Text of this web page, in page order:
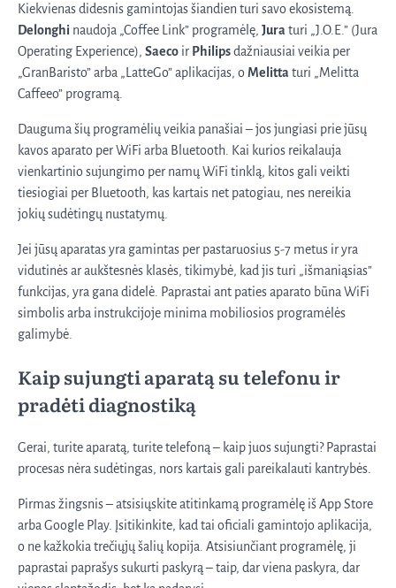
Kiekvienas didesnis gamintojas šiandien turi savo ekosistemą.
Delonghi naudoja „Coffee Link” programėlę, Juraturi „J.O.E.” (Jura
Operating Experience), Saeco ir Philipsdažniausiai veikia per
„GranBaristo” arba „LatteGo” aplikacijas, o Melittaturi „Melitta
Caffeeo” programą.
Dauguma šių programėlių veikia panašiai – jos jungiasi prie jūsų
kavos aparato per WiFi arba Bluetooth. Kai kurios reikalauja
vienkartinio sujungimo per namų WiFi tinklą, kitos gali veikti
tiesiogiai per Bluetooth, kas kartais net patogiau, nes nereikia
jokių sudėtingų nustatymų.
Jei jūsų aparatas yra gamintas per pastaruosius 5-7 metus ir yra
vidutinės ar aukštesnės klasės, tikimybė, kad jis turi „išmaniąsias”
funkcijas, yra gana didelė. Paprastai ant paties aparato būna WiFi
simbolis arba instrukcijoje minima mobiliosios programėlės
galimybė.
Kaip sujungti aparatą su telefonu ir
pradėti diagnostiką
Gerai, turite aparatą, turite telefoną – kaip juos sujungti? Paprastai
procesas nėra sudėtingas, nors kartais gali pareikalauti kantrybės.
Pirmas žingsnis – atsisiųskite atitinkamą programėlę iš App Store
arba Google Play. Įsitikinkite, kad tai oficiali gamintojo aplikacija,
o ne kažkokia trečiųjų šalių kopija. Atsisiunčiant programėlę, ji
paprastai paprašys sukurti paskyrą – taip, dar viena paskyra, dar